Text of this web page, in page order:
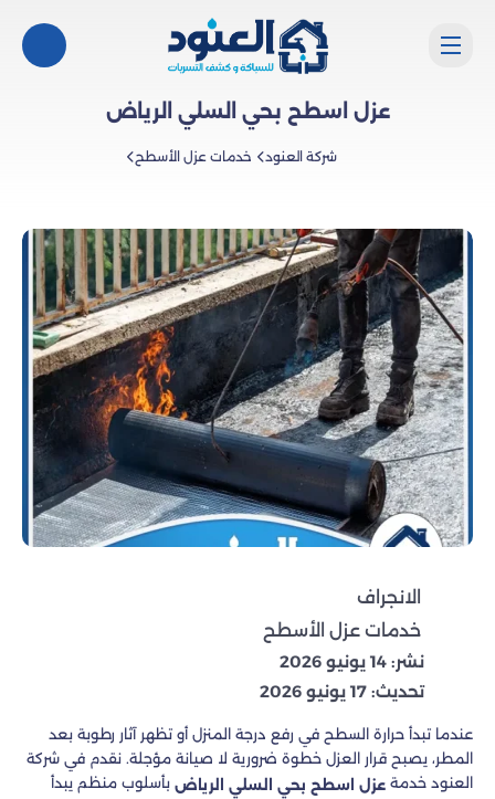
عزل اسطح بحي السلي الرياض
شركة العنود خدمات عزل الأسطح
الانجراف
خدمات عزل الأسطح
نشر: 14 يونيو 2026
تحديث: 17 يونيو 2026
عندما تبدأ حرارة السطح في رفع درجة المنزل أو تظهر آثار رطوبة بعد
المطر، يصبح قرار العزل خطوة ضرورية لا صيانة مؤجلة. نقدم في شركة
العنود خدمة عزل اسطح بحي السلي الرياض بأسلوب منظم يبدأ